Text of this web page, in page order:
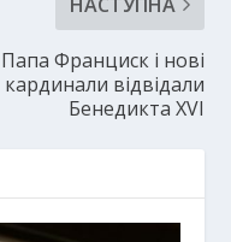
Папа Франциск і нові
кардинали відвідали
Бенедикта XVI